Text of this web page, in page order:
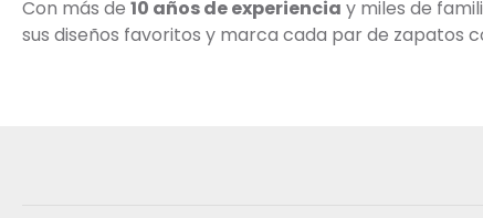
Con más de 10 años de experiencia y miles de
sus diseños favoritos y marca cada par de zapatos